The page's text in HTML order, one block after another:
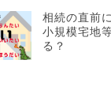
相続の直前
小規模宅地
る？